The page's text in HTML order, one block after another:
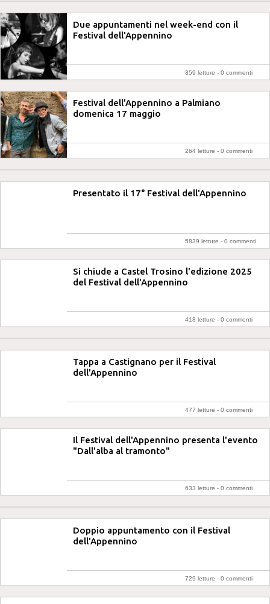
Due appuntamenti nel week-end con il
Festival dell'Appennino
359 letture - 0 commenti
Festival dell'Appennino a Palmiano
domenica 17 maggio
264 letture - 0 commenti
Presentato il 17° Festival dell'Appennino
5839 letture - 0 commenti
Si chiude a Castel Trosino l'edizione 2025
del Festival dell'Appennino
418 letture - 0 commenti
Tappa a Castignano per il Festival
dell'Appennino
477 letture - 0 commenti
Il Festival dell'Appennino presenta l'evento
"Dall'alba al tramonto"
633 letture - 0 commenti
Doppio appuntamento con il Festival
dell'Appennino
729 letture - 0 commenti